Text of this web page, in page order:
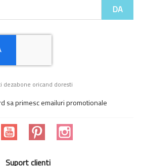
dezabone oricand doresti
sa primesc emailuri promotionale
YouTube Pinterest
Suport clienti